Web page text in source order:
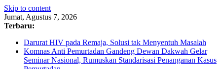
Skip to content
Jumat, Agustus 7, 2026
Terbaru:
Darurat HIV pada Remaja, Solusi tak Menyentuh Masalah
Komnas Anti Pemurtadan Gandeng Dewan Dakwah Gelar
Seminar Nasional, Rumuskan Standarisasi Penanganan Kasus